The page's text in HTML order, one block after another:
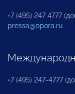
+7 (495) 247 4777
pressa@opora.ru
+7 (495) 247-4777